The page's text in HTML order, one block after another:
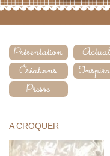
A CROQUER